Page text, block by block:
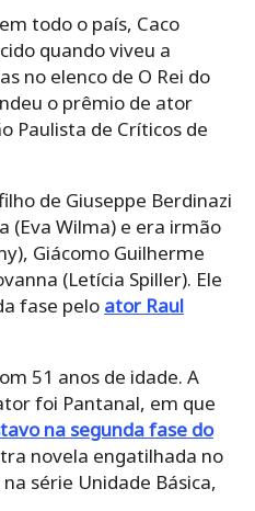
todo o país, Caco
quando viveu a
no elenco de O Rei do
o prêmio de ator
Paulista de Críticos de
de Giuseppe Berdinazi
(Eva Wilma) e era irmão
Giácomo Guilherme
(Letícia Spiller). Ele
fase pelo ator Raul
51 anos de idade. A
foi Pantanal, em que
na segunda fase do
novela engatilhada no
série Unidade Básica,